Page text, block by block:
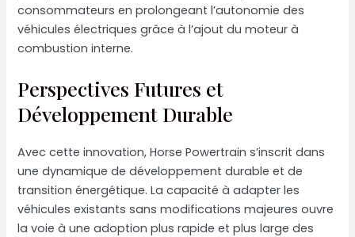
consommateurs en prolongeant l’autonomie des
véhicules électriques grâce à l’ajout du moteur à
combustion interne.
Perspectives Futures et
Développement Durable
Avec cette innovation, Horse Powertrain s’inscrit dans
une dynamique de développement durable et de
transition énergétique. La capacité à adapter les
véhicules existants sans modifications majeures ouvre
la voie à une adoption plus rapide et plus large des